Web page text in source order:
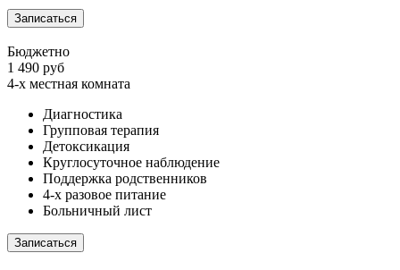
Записаться
Бюджетно
1 490 руб
4-х местная комната
Диагностика
Групповая терапия
Детоксикация
Круглосуточное наблюдение
Поддержка родственников
4-х разовое питание
Больничный лист
Записаться